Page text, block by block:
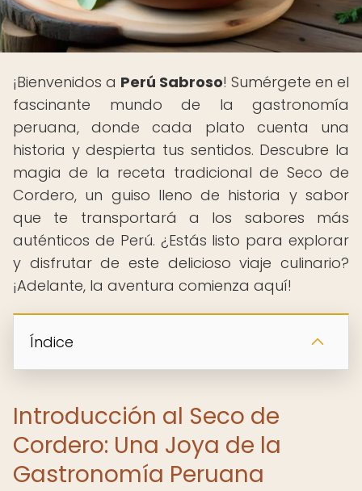
¡Bienvenidos a Perú Sabroso! Sumérgete en el
fascinante mundo de la gastronomía
peruana, donde cada plato cuenta una
historia y despierta tus sentidos. Descubre la
magia de la receta tradicional de Seco de
Cordero, un guiso lleno de historia y sabor
que te transportará a los sabores más
auténticos de Perú. ¿Estás listo para explorar
y disfrutar de este delicioso viaje culinario?
¡Adelante, la aventura comienza aquí!
Índice
Introducción al Seco de
Cordero: Una Joya de la
Gastronomía Peruana